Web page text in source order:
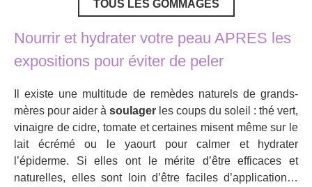
TOUS LES GOMMAGES
Nourrir et hydrater votre peau APRES les
expositions pour éviter de peler
Il existe une multitude de remèdes naturels de grands-
mères pour aider à soulager les coups du soleil : thé vert,
vinaigre de cidre, tomate et certaines misent même sur le
lait écrémé ou le yaourt pour calmer et hydrater
l’épiderme. Si elles ont le mérite d’être efficaces et
naturelles, elles sont loin d’être faciles d’application…